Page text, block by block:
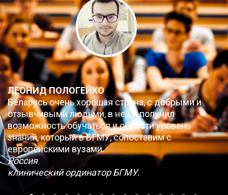
ЛЕОНИД ПОЛОГЕЙКО
Беларусь очень хорошая страна, с добрыми и
отзывчивыми людьми, в ней я получил
возможность обучаться и обрести уровень
знаний, который в БГМУ, сопоставим с
европейскими вузами.
Россия
клинический ординатор БГМУ.